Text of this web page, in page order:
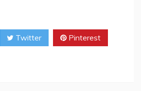
Twitter Pinterest